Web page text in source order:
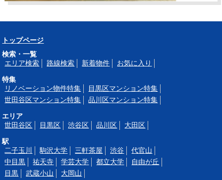
トップページ
検索・一覧
エリア検索
路線検索 新着物件 お気に入り
特集
リノベーション物件特集
目黒区マンション特集
世田谷区マンション特集
品川区マンション特集
エリア
世田谷区
目黒区 渋谷区 品川区 大田区
駅
二子玉川
駒沢大学 三軒茶屋 渋谷
代官山
中目黒
祐天寺 学芸大学 都立大学
自由が丘
目黒
武蔵小山 大岡山